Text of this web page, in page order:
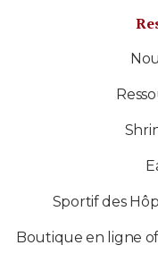
Sportif des
Boutique en ligne